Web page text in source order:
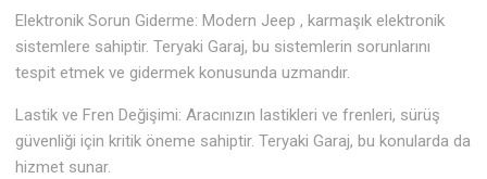
Elektronik Sorun Giderme: Modern Jeep , karmaşık elektronik
sistemlere sahiptir. Teryaki Garaj, bu sistemlerin sorunlarını
tespit etmek ve gidermek konusunda uzmandır.
Lastik ve Fren Değişimi: Aracınızın lastikleri ve frenleri, sürüş
güvenliği için kritik öneme sahiptir. Teryaki Garaj, bu konularda da
hizmet sunar.